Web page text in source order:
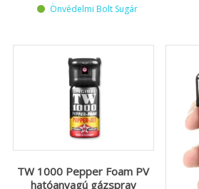
Önvédelmi Bolt Sugár
TW 1000 Pepper Foam PV
hatóanyagú gázspray